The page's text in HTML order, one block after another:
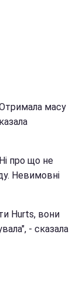
масу
про що не
Невимовні
Hurts, вони
- сказала